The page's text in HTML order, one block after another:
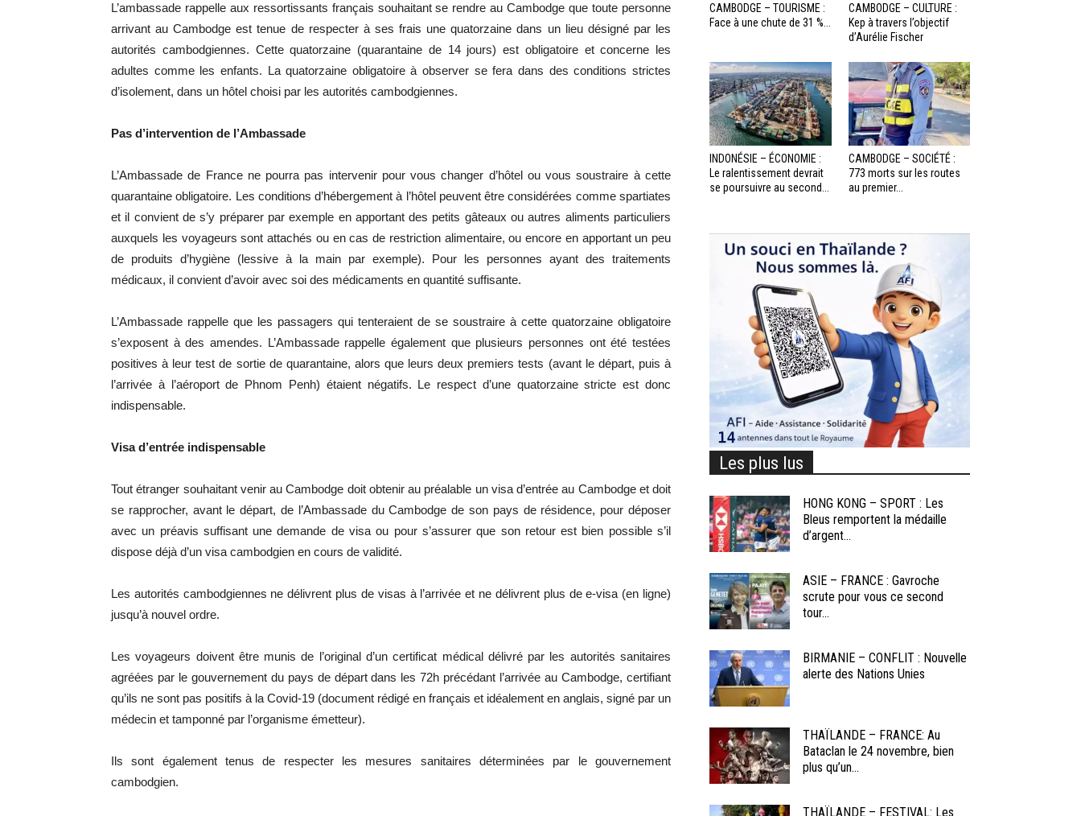
L’ambassade rappelle aux ressortissants français souhaitant se rendre au Cambodge que toute personne
arrivant au Cambodge est tenue de respecter à ses frais une quatorzaine dans un lieu désigné par les
autorités cambodgiennes. Cette quatorzaine (quarantaine de 14 jours) est obligatoire et concerne les
adultes comme les enfants. La quatorzaine obligatoire à observer se fera dans des conditions strictes
d’isolement, dans un hôtel choisi par les autorités cambodgiennes.
Pas d’intervention de l’Ambassade
L’Ambassade de France ne pourra pas intervenir pour vous changer d’hôtel ou vous soustraire à cette
quarantaine obligatoire. Les conditions d’hébergement à l’hôtel peuvent être considérées comme spartiates
et il convient de s’y préparer par exemple en apportant des petits gâteaux ou autres aliments particuliers
auxquels les voyageurs sont attachés ou en cas de restriction alimentaire, ou encore en apportant un peu
de produits d’hygiène (lessive à la main par exemple). Pour les personnes ayant des traitements
médicaux, il convient d’avoir avec soi des médicaments en quantité suffisante.
L’Ambassade rappelle que les passagers qui tenteraient de se soustraire à cette quatorzaine obligatoire
s’exposent à des amendes. L’Ambassade rappelle également que plusieurs personnes ont été testées
positives à leur test de sortie de quarantaine, alors que leurs deux premiers tests (avant le départ, puis à
l’arrivée à l’aéroport de Phnom Penh) étaient négatifs. Le respect d’une quatorzaine stricte est donc
indispensable.
Visa d’entrée indispensable
Tout étranger souhaitant venir au Cambodge doit obtenir au préalable un visa d’entrée au Cambodge et doit
se rapprocher, avant le départ, de l’Ambassade du Cambodge de son pays de résidence, pour déposer
avec un préavis suffisant une demande de visa ou pour s’assurer que son retour est bien possible s’il
dispose déjà d’un visa cambodgien en cours de validité.
Les autorités cambodgiennes ne délivrent plus de visas à l’arrivée et ne délivrent plus de e-visa (en ligne)
jusqu’à nouvel ordre.
Les voyageurs doivent être munis de l’original d’un certificat médical délivré par les autorités sanitaires
agréées par le gouvernement du pays de départ dans les 72h précédant l’arrivée au Cambodge, certifiant
qu’ils ne sont pas positifs à la Covid-19 (document rédigé en français et idéalement en anglais, signé par un
médecin et tamponné par l’organisme émetteur).
Ils sont également tenus de respecter les mesures sanitaires déterminées par le gouvernement
cambodgien.
CAMBODGE – TOURISME :
Face à une chute de 31 %...
CAMBODGE – CULTURE :
Kep à travers l’objectif
d’Aurélie Fischer
INDONÉSIE – ÉCONOMIE :
Le ralentissement devrait
se poursuivre au second...
CAMBODGE – SOCIÉTÉ :
773 morts sur les routes
au premier...
Les plus lus
HONG KONG – SPORT : Les
Bleus remportent la médaille
d’argent...
ASIE – FRANCE : Gavroche
scrute pour vous ce second
tour...
BIRMANIE – CONFLIT : Nouvelle
alerte des Nations Unies
THAÏLANDE – FRANCE: Au
Bataclan le 24 novembre, bien
plus qu’un...
THAÏLANDE – FESTIVAL: Les